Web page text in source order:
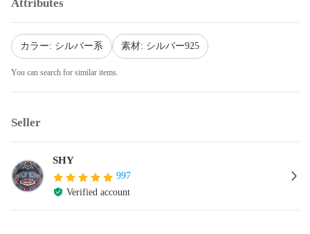
Attributes
カラー: シルバー系 素材: シルバー925
You can search for similar items.
Seller
SHY
997
Verified account